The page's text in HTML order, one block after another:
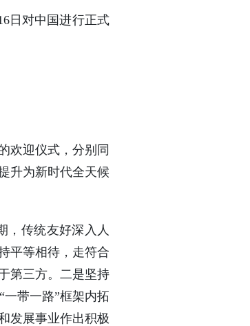
日对中国进行正式
欢迎仪式，分别同
升为新时代全天候
，传统友好深入人
平等相待，走符合
第三方。二是坚持
带一路”框架内拓
发展事业作出积极